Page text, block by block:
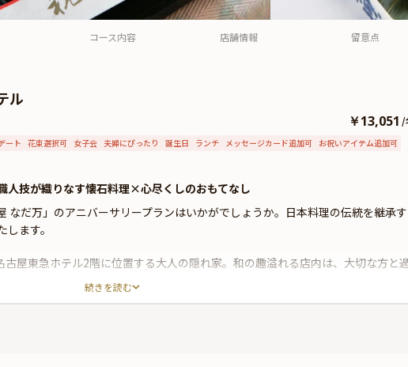
コース内容 店舗情報 留意点
ル
￥13,051 /
ート 花束選択可 女子会 夫婦にぴったり 誕生日 ランチ メッセージカード追加可 お祝いアイテム追加可
人技が織りなす懐石料理×心尽くしのおもてなし
なだ万」のアニバーサリープランはいかがでしょうか。日本料理の伝統を継承す
ます。
古屋東急ホテル2階に位置する大人の隠れ家。和の趣溢れる店内は、大切な方と
、職人の手捌きを間近に楽しめるカウンター席をご用意。心尽くしのおもてなしと
選された海の幸を存分に楽しめる、寿司コース。ここでしか味わえない逸品
続きを読む
です。